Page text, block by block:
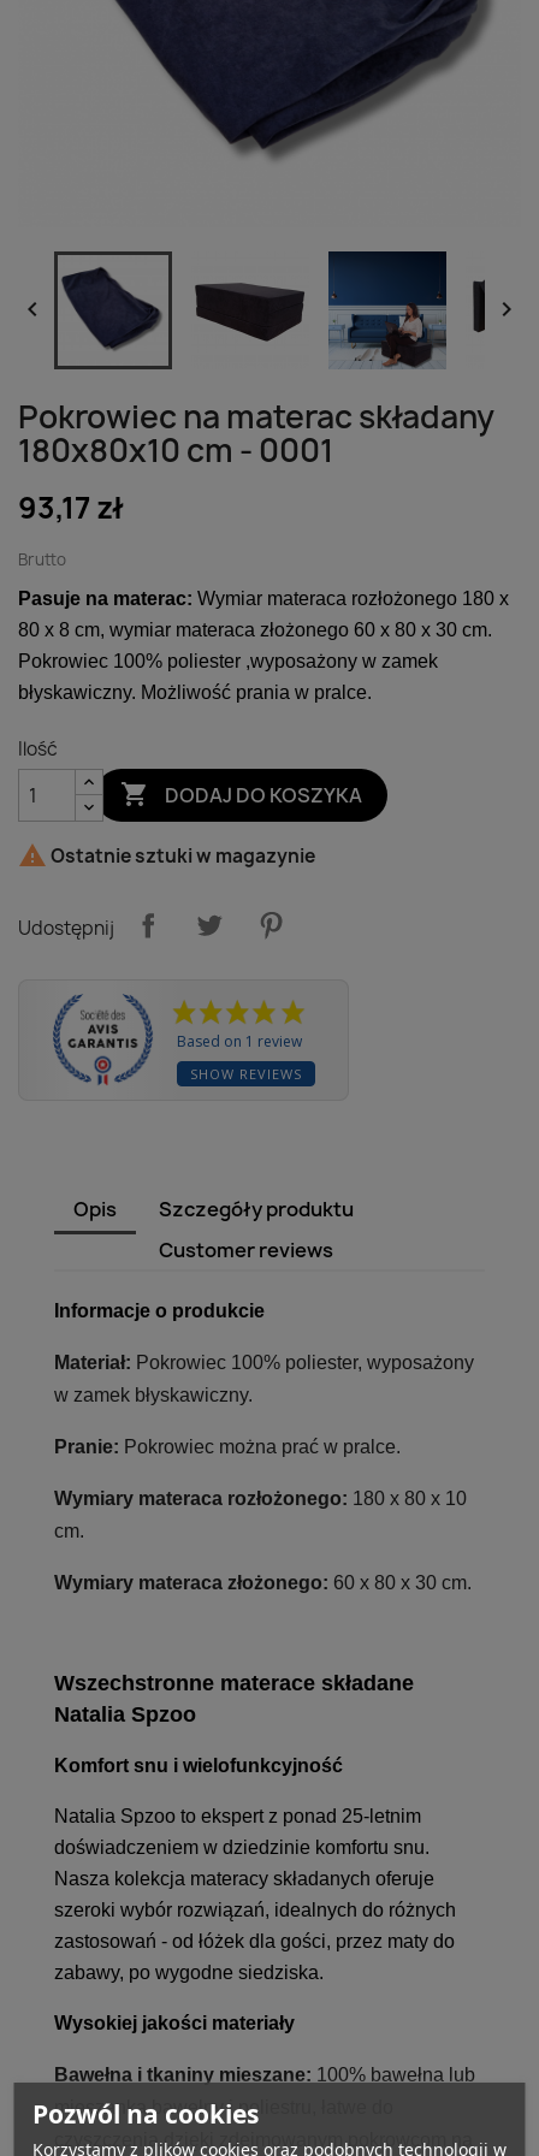
 
Pokrowiec na materac składany
180x80x10 cm - 0001
93,17 zł
Brutto
Pasuje na materac: Wymiar materaca rozłożonego 180 x
80 x 8 cm, wymiar materaca złożonego 60 x 80 x 30 cm.
Pokrowiec 100% poliester ,wyposażony w zamek
błyskawiczny. Możliwość prania w pralce.
Ilość
 DODAJ DO KOSZYKA
 Ostatnie sztuki w magazynie
Udostępnij
Based on 1 review
SHOW REVIEWS
Opis
Szczegóły produktu
Customer reviews
Informacje o produkcie
Materiał: Pokrowiec 100% poliester, wyposażony
w zamek błyskawiczny.
Pranie: Pokrowiec można prać w pralce.
Wymiary materaca rozłożonego: 180 x 80 x 10
cm.
Wymiary materaca złożonego: 60 x 80 x 30 cm.
Wszechstronne materace składane
Natalia Spzoo
Komfort snu i wielofunkcyjność
Natalia Spzoo to ekspert z ponad 25-letnim
doświadczeniem w dziedzinie komfortu snu.
Nasza kolekcja materacy składanych oferuje
szeroki wybór rozwiązań, idealnych do różnych
zastosowań - od łóżek dla gości, przez maty do
zabawy, po wygodne siedziska.
Wysokiej jakości materiały
Bawełna i tkaniny mieszane: 100% bawełna lub
mieszanka bawełny i poliestru, łatwe do
czyszczenia dzięki zdejmowanym pokrowcom na
Pozwól na cookies
Korzystamy z plików cookies oraz podobnych technologii w